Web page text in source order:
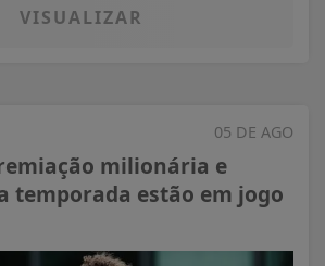
VISUALIZAR
05 DE AGO
milionária e
temporada estão em jogo